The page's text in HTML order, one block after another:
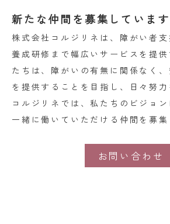
新たな仲間を募集しています
株式会社コルジリネは、障がい者
養成研修まで幅広いサービスを提
たちは、障がいの有無に関係なく
を提供することを目指し、日々努力
コルジリネでは、私たちのビジョン
一緒に働いていただける仲間を募集
お問い合わせ